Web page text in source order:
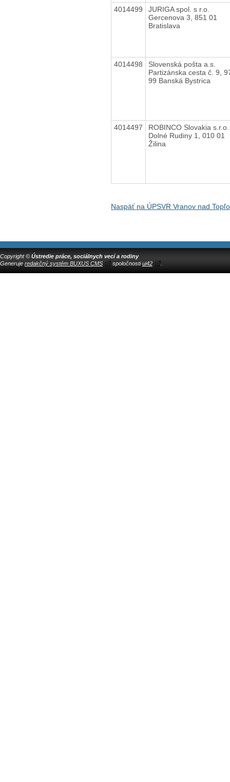
4014499
JURIGA spol. s r.o.
Gercenova 3, 851 01
Bratislava
4014498
Slovenská pošta a.s.
Partizánska cesta č. 9,
99 Banská Bystrica
4014497
ROBINCO Slovakia s.r.o.
Dolné Rudiny 1, 010 01
Žilina
Naspäť na ÚPSVR Vranov nad
Copyright © Ústredie práce, sociálnych vecí a rodiny
Generuje redakčný systém BUXUS CMS spoločnostiui42